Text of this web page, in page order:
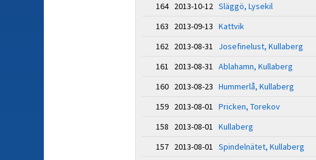
164 2013-10-12 Släggö, Lysekil
163 2013-09-13 Kattvik
162 2013-08-31 Josefinelust, Kullaberg
161 2013-08-31 Ablahamn, Kullaberg
160 2013-08-23 Hummerlå, Kullaberg
159 2013-08-01 Pricken, Torekov
158 2013-08-01 Kullaberg
157 2013-08-01 Spindelnätet, Kullaberg